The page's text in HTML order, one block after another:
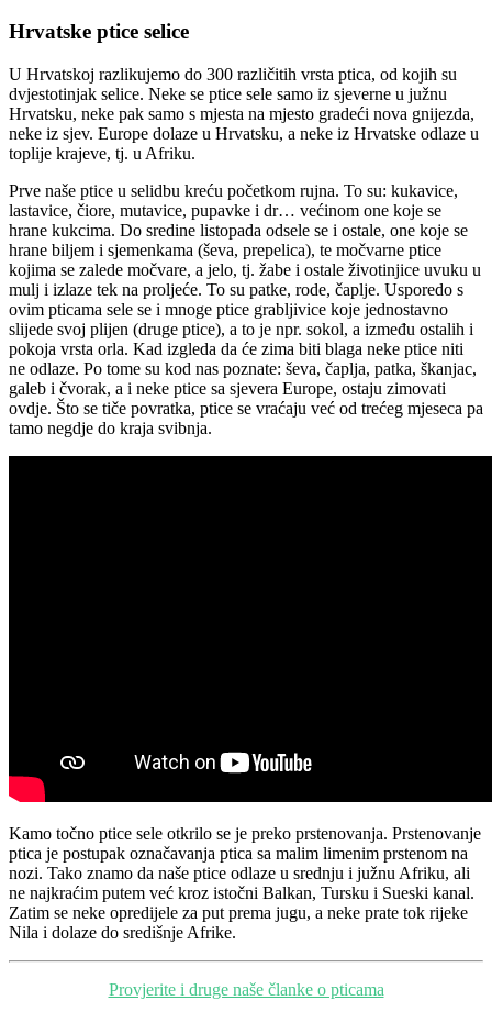
Hrvatske ptice selice
U Hrvatskoj razlikujemo do 300 različitih vrsta ptica, od kojih su
dvjestotinjak selice. Neke se ptice sele samo iz sjeverne u južnu
Hrvatsku, neke pak samo s mjesta na mjesto gradeći nova gnijezda,
neke iz sjev. Europe dolaze u Hrvatsku, a neke iz Hrvatske odlaze u
toplije krajeve, tj. u Afriku.
Prve naše ptice u selidbu kreću početkom rujna. To su: kukavice,
lastavice, čiore, mutavice, pupavke i dr… većinom one koje se
hrane kukcima. Do sredine listopada odsele se i ostale, one koje se
hrane biljem i sjemenkama (ševa, prepelica), te močvarne ptice
kojima se zalede močvare, a jelo, tj. žabe i ostale životinjice uvuku u
mulj i izlaze tek na proljeće. To su patke, rode, čaplje. Usporedo s
ovim pticama sele se i mnoge ptice grabljivice koje jednostavno
slijede svoj plijen (druge ptice), a to je npr. sokol, a između ostalih i
pokoja vrsta orla. Kad izgleda da će zima biti blaga neke ptice niti
ne odlaze. Po tome su kod nas poznate: ševa, čaplja, patka, škanjac,
galeb i čvorak, a i neke ptice sa sjevera Europe, ostaju zimovati
ovdje. Što se tiče povratka, ptice se vraćaju već od trećeg mjeseca pa
tamo negdje do kraja svibnja.
Kamo točno ptice sele otkrilo se je preko prstenovanja. Prstenovanje
ptica je postupak označavanja ptica sa malim limenim prstenom na
nozi. Tako znamo da naše ptice odlaze u srednju i južnu Afriku, ali
ne najkraćim putem već kroz istočni Balkan, Tursku i Sueski kanal.
Zatim se neke opredijele za put prema jugu, a neke prate tok rijeke
Nila i dolaze do središnje Afrike.
Provjerite i druge naše članke o pticama